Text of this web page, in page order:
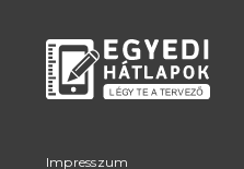
Impresszum